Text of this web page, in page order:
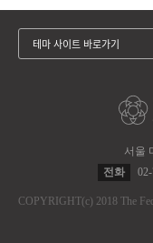
서울
전화
COPYRIGHT(c) 2018 The
테마 사이트 바로가기